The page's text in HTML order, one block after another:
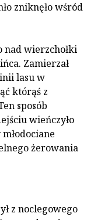
zniknęło wśród
nad wierzchołki
Zamierzał
lasu w
którąś z
sposób
wieńczyło
żerowania
z noclegowego